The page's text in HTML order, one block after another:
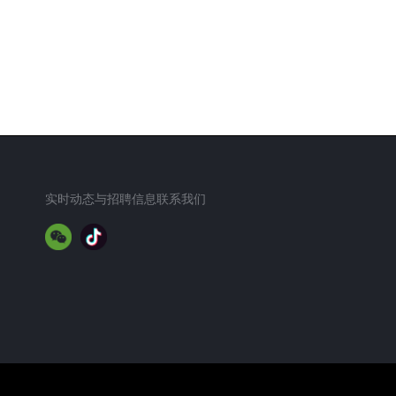
实时动态与招聘信息联系我们